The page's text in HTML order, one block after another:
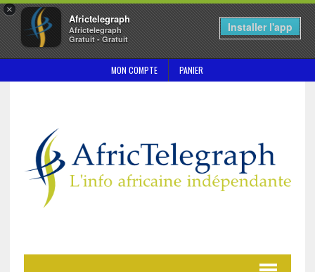
×
Africtelegraph
Africtelegraph
Gratuit - Gratuit
Installer l'app
MON COMPTE PANIER